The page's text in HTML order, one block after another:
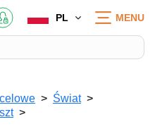
PL MENU
Świat